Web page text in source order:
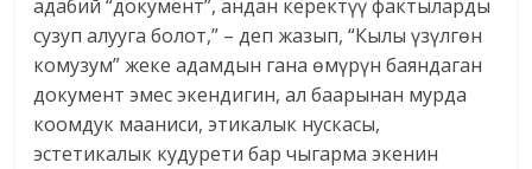
адабий “документ”, андан керектүү фактыларды
сузуп алууга болот,” – деп жазып, “Кылы үзүлгөн
комузум” жеке адамдын гана өмүрүн баяндаган
документ эмес экендигин, ал баарынан мурда
коомдук мааниси, этикалык нускасы,
эстетикалык кудурети бар чыгарма экенин